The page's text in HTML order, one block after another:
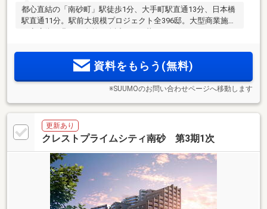
都心直結の「南砂町」駅徒歩1分、大手町駅直通13分、日本橋
駅直通11分。駅前大規模プロジェクト全396邸。大型商業施設
心
資料をもらう(無料)
※SUUMOのお問い合わせページへ移動します
更新あり
クレストプライムシティ南砂 第3期1次